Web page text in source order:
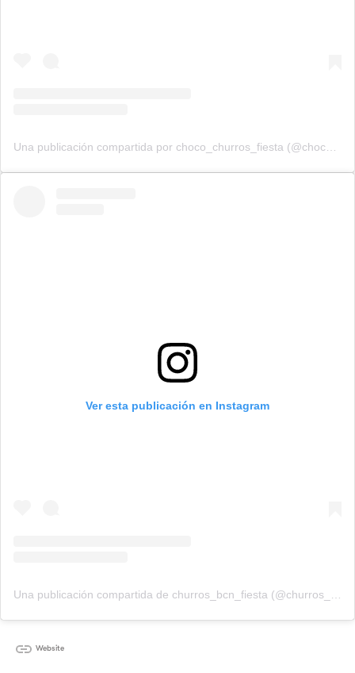
Una publicación compartida por choco_churros_fiesta (@choco_churros_fiesta)
Ver esta publicación en Instagram
Website